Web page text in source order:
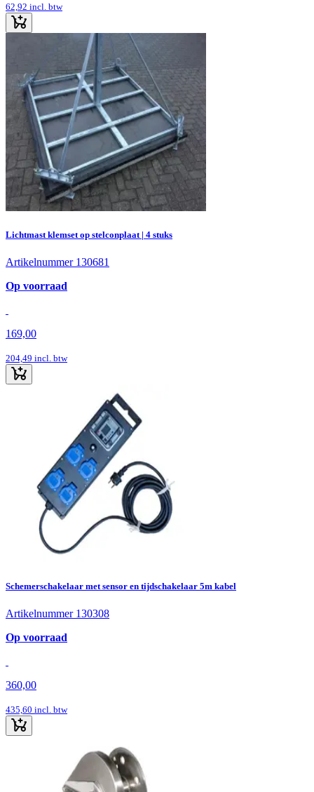
62,92 incl. btw
Lichtmast klemset op stelconplaat | 4 stuks
Artikelnummer 130681
Op voorraad
169,00
204,49 incl. btw
Schemerschakelaar met sensor en tijdschakelaar 5m kabel
Artikelnummer 130308
Op voorraad
360,00
435,60 incl. btw